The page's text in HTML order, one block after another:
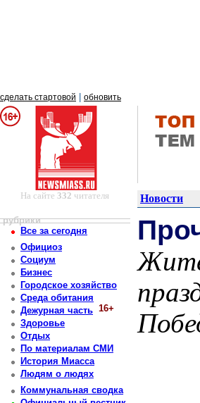
сделать стартовой обновить
На сайте332 читателя Новости
рубрики
Все за сегодня
Официоз
Социум
Бизнес
Городское хозяйство
Среда обитания
Дежурная часть 16+
Здоровье
Отдых
По материалам СМИ
История Миасса
Людям о людях
Коммунальная сводка